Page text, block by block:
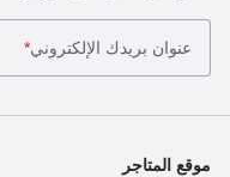
عنوان بريدك الإلكتروني*
موقع المتاجر